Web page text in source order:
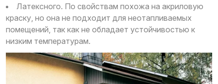
Латексного. По свойствам похожа на акриловую
краску, но она не подходит для неотапливаемых
помещений, так как не обладает устойчивостью к
низким температурам.